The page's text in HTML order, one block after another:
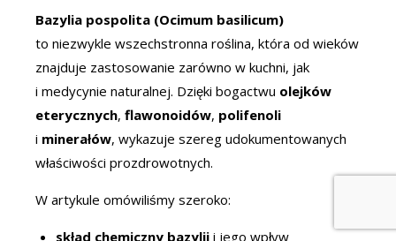
Bazylia pospolita (Ocimum basilicum)
to niezwykle wszechstronna roślina, która od wieków
znajduje zastosowanie zarówno w kuchni, jak
i medycynie naturalnej. Dzięki bogactwu olejków
eterycznych, flawonoidów, polifenoli
i minerałów, wykazuje szereg udokumentowanych
właściwości prozdrowotnych.
W artykule omówiliśmy szeroko:
skład chemiczny bazyliii jego wpływ